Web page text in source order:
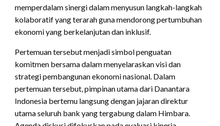
memperdalam sinergi dalam menyusun langkah-langkah
kolaboratif yang terarah guna mendorong pertumbuhan
ekonomi yang berkelanjutan dan inklusif.
Pertemuan tersebut menjadi simbol penguatan
komitmen bersama dalam menyelaraskan visi dan
strategi pembangunan ekonomi nasional. Dalam
pertemuan tersebut, pimpinan utama dari Danantara
Indonesia bertemu langsung dengan jajaran direktur
utama seluruh bank yang tergabung dalam Himbara.